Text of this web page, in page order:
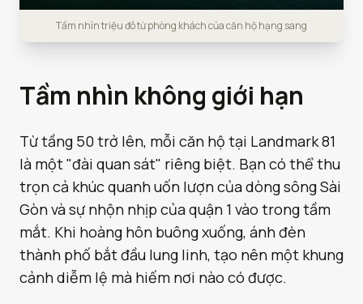
Tầm nhìn triệu đô từ phòng khách của căn hộ hạng sang
Tầm nhìn không giới hạn
Từ tầng 50 trở lên, mỗi căn hộ tại Landmark 81
là một "đài quan sát" riêng biệt. Bạn có thể thu
trọn cả khúc quanh uốn lượn của dòng sông Sài
Gòn và sự nhộn nhịp của quận 1 vào trong tầm
mắt. Khi hoàng hôn buông xuống, ánh đèn
thành phố bắt đầu lung linh, tạo nên một khung
cảnh diễm lệ mà hiếm nơi nào có được.